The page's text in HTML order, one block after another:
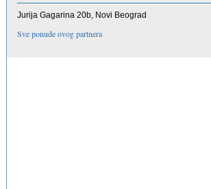
Jurija Gagarina 20b, Novi Beograd
Sve ponude ovog partnera